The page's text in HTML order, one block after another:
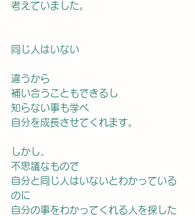
考えていました。
同じ人はいない
違うから
補い合うこともできるし
知らない事も学べ
自分を成長させてくれます。
しかし、
不思議なもので
自分と同じ人はいないとわかっている
のに
自分の事をわかってくれる人を探した